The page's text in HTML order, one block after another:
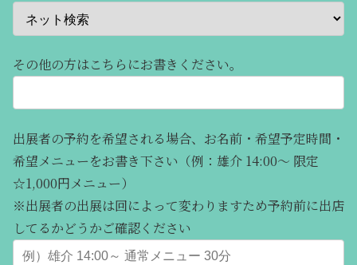
その他の方はこちらにお書きください。
出展者の予約を希望される場合、お名前・希望予定時間・
希望メニューをお書き下さい（例：雄介 14:00～ 限定
☆1,000円メニュー）
※出展者の出展は回によって変わりますため予約前に出店
してるかどうかご確認ください